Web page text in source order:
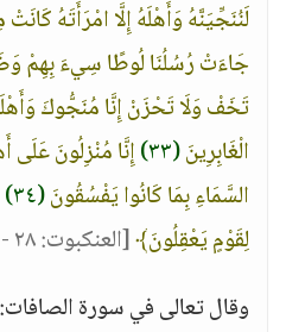
لَنُنَجِّيَنَّهُ وَأَهْلَهُ إِلَّا امْرَأَتَهُ كَانَتْ
جَاءَتْ رُسُلُنَا لُوطًا سِيءَ بِهِمْ
تَخَفْ وَلَا تَحْزَنْ إِنَّا مُنَجُّوكَ
الْغَابِرِينَ(٣٣)
إِنَّا مُنْزِلُونَ عَلَى
السَّمَاءِ بِمَا كَانُوا يَفْسُقُونَ(٣٤)
لِقَوْمٍ يَعْقِلُونَ﴾[العنكبوت: ٢٨ - ٣٥]
وقال تعالى في سورة الصافات: